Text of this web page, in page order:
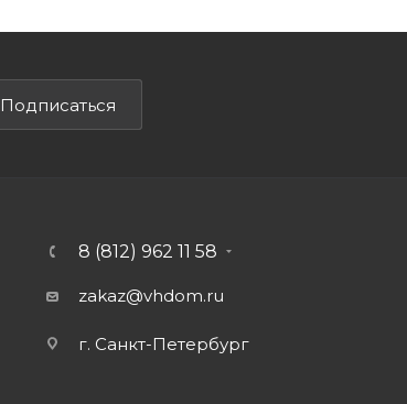
Подписаться
8 (812) 962 11 58
zakaz@vhdom.ru
г. Санкт-Петербург